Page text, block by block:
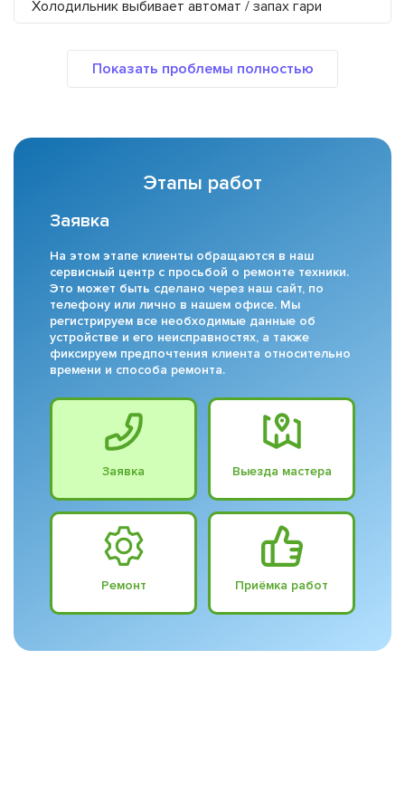
Холодильник выбивает автомат / запах гари
Этапы работ
Заявка
На этом этапе клиенты обращаются в наш
сервисный центр с просьбой о ремонте техники.
Это может быть сделано через наш сайт, по
телефону или лично в нашем офисе. Мы
регистрируем все необходимые данные об
устройстве и его неисправностях, а также
фиксируем предпочтения клиента относительно
времени и способа ремонта.
Заявка Выезда мастера
Ремонт Приёмка работ